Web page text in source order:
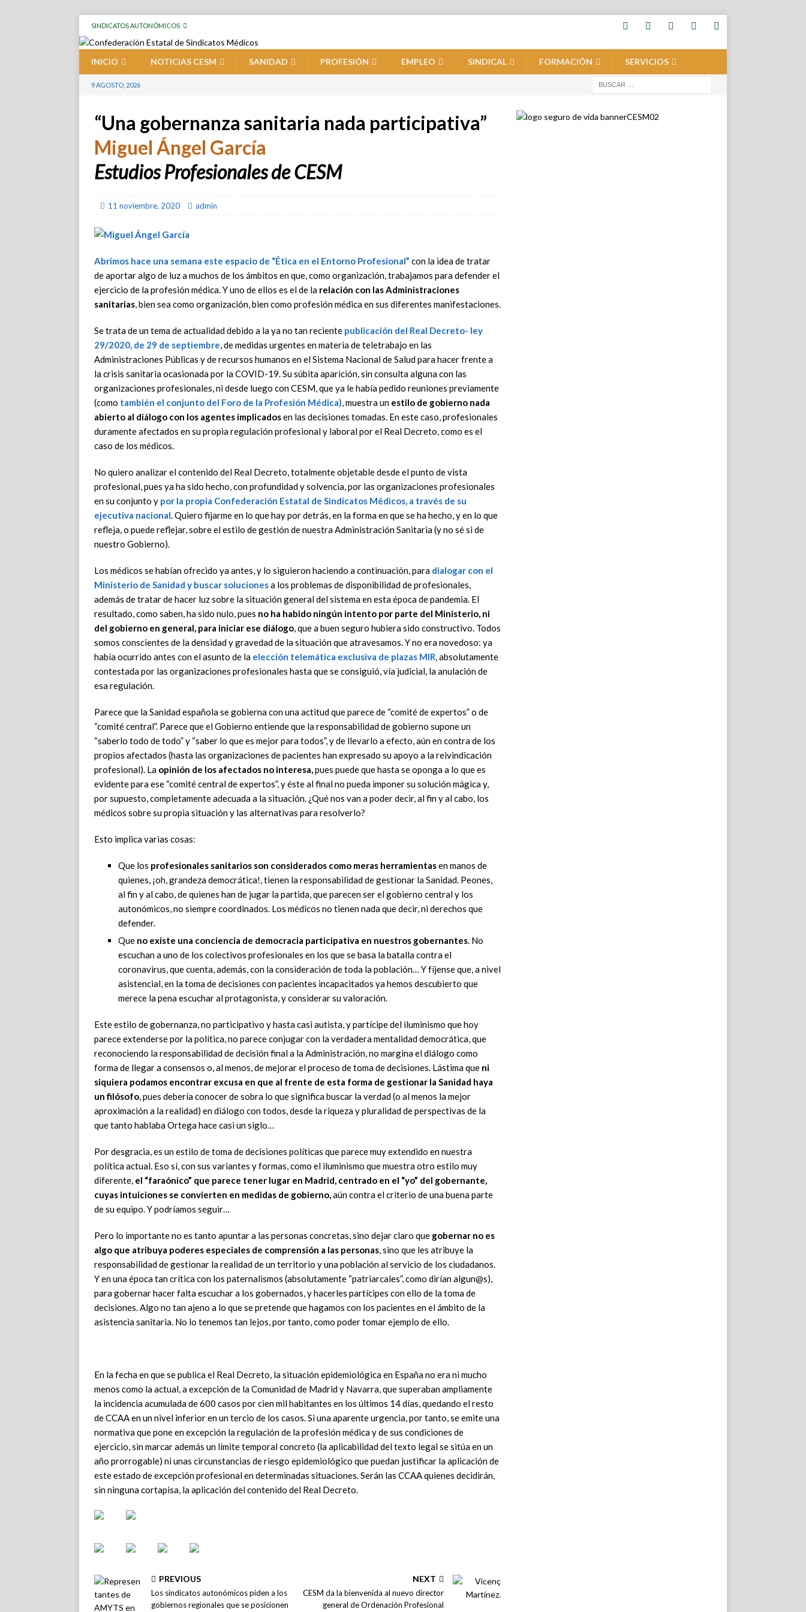
SINDICATOS AUTONÓMICOS
INICIO NOTICIAS CESM SANIDAD PROFESIÓN EMPLEO SINDICAL FORMACIÓN SERVICIOS
9 AGOSTO, 2026
“Una gobernanza sanitaria nada participativa”
Miguel Ángel García
Estudios Profesionales de CESM
11 noviembre, 2020 admin
Abrimos hace una semana este espacio de “Ética en el Entorno Profesional” con la idea de tratar
de aportar algo de luz a muchos de los ámbitos en que, como organización, trabajamos para defender el
ejercicio de la profesión médica. Y uno de ellos es el de la relación con las Administraciones
sanitarias, bien sea como organización, bien como profesión médica en sus diferentes manifestaciones.
Se trata de un tema de actualidad debido a la ya no tan reciente publicación del Real Decreto- ley
29/2020, de 29 de septiembre, de medidas urgentes en materia de teletrabajo en las
Administraciones Públicas y de recursos humanos en el Sistema Nacional de Salud para hacer frente a
la crisis sanitaria ocasionada por la COVID-19. Su súbita aparición, sin consulta alguna con las
organizaciones profesionales, ni desde luego con CESM, que ya le había pedido reuniones previamente
(como también el conjunto del Foro de la Profesión Médica), muestra un estilo de gobierno nada
abierto al diálogo con los agentes implicadosen las decisiones tomadas. En este caso, profesionales
duramente afectados en su propia regulación profesional y laboral por el Real Decreto, como es el
caso de los médicos.
No quiero analizar el contenido del Real Decreto, totalmente objetable desde el punto de vista
profesional, pues ya ha sido hecho, con profundidad y solvencia, por las organizaciones profesionales
en su conjunto y por la propia Confederación Estatal de Sindicatos Médicos, a través de su
ejecutiva nacional. Quiero fijarme en lo que hay por detrás, en la forma en que se ha hecho, y en lo que
refleja, o puede reflejar, sobre el estilo de gestión de nuestra Administración Sanitaria (y no sé si de
nuestro Gobierno).
Los médicos se habían ofrecido ya antes, y lo siguieron haciendo a continuación, para dialogar con el
Ministerio de Sanidad y buscar solucionesa los problemas de disponibilidad de profesionales,
además de tratar de hacer luz sobre la situación general del sistema en esta época de pandemia. El
resultado, como saben, ha sido nulo, pues no ha habido ningún intento por parte del Ministerio, ni
del gobierno en general, para iniciar ese diálogo, que a buen seguro hubiera sido constructivo. Todos
somos conscientes de la densidad y gravedad de la situación que atravesamos. Y no era novedoso: ya
había ocurrido antes con el asunto de la elección telemática exclusiva de plazas MIR, absolutamente
contestada por las organizaciones profesionales hasta que se consiguió, vía judicial, la anulación de
esa regulación.
Parece que la Sanidad española se gobierna con una actitud que parece de “comité de expertos” o de
“comité central”. Parece que el Gobierno entiende que la responsabilidad de gobierno supone un
“saberlo todo de todo” y “saber lo que es mejor para todos”, y de llevarlo a efecto, aún en contra de los
propios afectados (hasta las organizaciones de pacientes han expresado su apoyo a la reivindicación
profesional). La opinión de los afectados no interesa,pues puede que hasta se oponga a lo que es
evidente para ese “comité central de expertos”, y éste al final no pueda imponer su solución mágica y,
por supuesto, completamente adecuada a la situación. ¿Qué nos van a poder decir, al fin y al cabo, los
médicos sobre su propia situación y las alternativas para resolverlo?
Esto implica varias cosas:
Que los profesionales sanitarios son considerados como meras herramientasen manos de
quienes, ¡oh, grandeza democrática!, tienen la responsabilidad de gestionar la Sanidad. Peones,
al fin y al cabo, de quienes han de jugar la partida, que parecen ser el gobierno central y los
autonómicos, no siempre coordinados. Los médicos no tienen nada que decir, ni derechos que
defender.
Que no existe una conciencia de democracia participativa en nuestros gobernantes. No
escuchan a uno de los colectivos profesionales en los que se basa la batalla contra el
coronavirus, que cuenta, además, con la consideración de toda la población… Y fíjense que, a nivel
asistencial, en la toma de decisiones con pacientes incapacitados ya hemos descubierto que
merece la pena escuchar al protagonista, y considerar su valoración.
Este estilo de gobernanza, no participativo y hasta casi autista, y partícipe del iluminismo que hoy
parece extenderse por la política, no parece conjugar con la verdadera mentalidad democrática, que
reconociendo la responsabilidad de decisión final a la Administración, no margina el diálogo como
forma de llegar a consensos o, al menos, de mejorar el proceso de toma de decisiones. Lástima que ni
siquiera podamos encontrar excusa en que al frente de esta forma de gestionar la Sanidad haya
un filósofo, pues debería conocer de sobra lo que significa buscar la verdad (o al menos la mejor
aproximación a la realidad) en diálogo con todos, desde la riqueza y pluralidad de perspectivas de la
que tanto hablaba Ortega hace casi un siglo…
Por desgracia, es un estilo de toma de decisiones políticas que parece muy extendido en nuestra
política actual. Eso sí, con sus variantes y formas, como el iluminismo que muestra otro estilo muy
diferente, el “faraónico” que parece tener lugar en Madrid, centrado en el “yo” del gobernante,
cuyas intuiciones se convierten en medidas de gobierno,aún contra el criterio de una buena parte
de su equipo. Y podríamos seguir…
Pero lo importante no es tanto apuntar a las personas concretas, sino dejar claro que gobernar no es
algo que atribuya poderes especiales de comprensión a las personas, sino que les atribuye la
responsabilidad de gestionar la realidad de un territorio y una población al servicio de los ciudadanos.
Y en una época tan crítica con los paternalismos (absolutamente “patriarcales”, como dirían algun@s),
para gobernar hacer falta escuchar a los gobernados, y hacerles partícipes con ello de la toma de
decisiones. Algo no tan ajeno a lo que se pretende que hagamos con los pacientes en el ámbito de la
asistencia sanitaria. No lo tenemos tan lejos, por tanto, como poder tomar ejemplo de ello.
En la fecha en que se publica el Real Decreto, la situación epidemiológica en España no era ni mucho
menos como la actual, a excepción de la Comunidad de Madrid y Navarra, que superaban ampliamente
la incidencia acumulada de 600 casos por cien mil habitantes en los últimos 14 días, quedando el resto
de CCAA en un nivel inferior en un tercio de los casos. Si una aparente urgencia, por tanto, se emite una
normativa que pone en excepción la regulación de la profesión médica y de sus condiciones de
ejercicio, sin marcar además un límite temporal concreto (la aplicabilidad del texto legal se sitúa en un
año prorrogable) ni unas circunstancias de riesgo epidemiológico que puedan justificar la aplicación de
este estado de excepción profesional en determinadas situaciones. Serán las CCAA quienes decidirán,
sin ninguna cortapisa, la aplicación del contenido del Real Decreto.
PREVIOUS
Los sindicatos autonómicos piden a los
gobiernos regionales que se posicionen
NEXT
CESM da la bienvenida al nuevo director
general de Ordenación Profesional